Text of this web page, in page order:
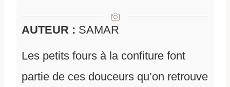
AUTEUR : SAMAR
Les petits fours à la confiture font
partie de ces douceurs qu’on retrouve